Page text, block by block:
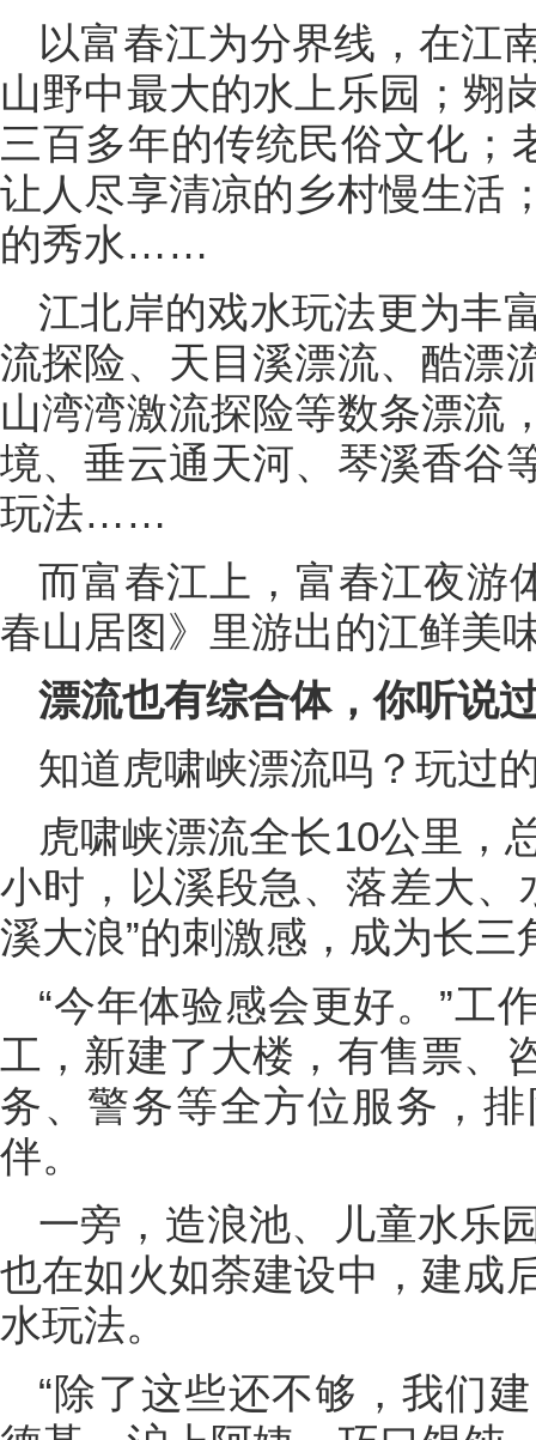
以富春江为分界线，在江
山野中最大的水上乐园；翙
三百多年的传统民俗文化；
让人尽享清凉的乡村慢生活
的秀水……
江北岸的戏水玩法更为丰
流探险、天目溪漂流、酷漂
山湾湾激流探险等数条漂流
境、垂云通天河、琴溪香谷
玩法……
而富春江上，富春江夜游
春山居图》里游出的江鲜
漂流也有综合体，你听说
知道虎啸峡漂流吗？玩过
虎啸峡漂流全长10公里，
小时，以溪段急、落差大、
溪大浪”的刺激感，成为长
“今年体验感会更好。”工
工，新建了大楼，有售票、
务、警务等全方位服务，
伴。
一旁，造浪池、儿童水乐
也在如火如荼建设中，建成
水玩法。
“除了这些还不够，我们